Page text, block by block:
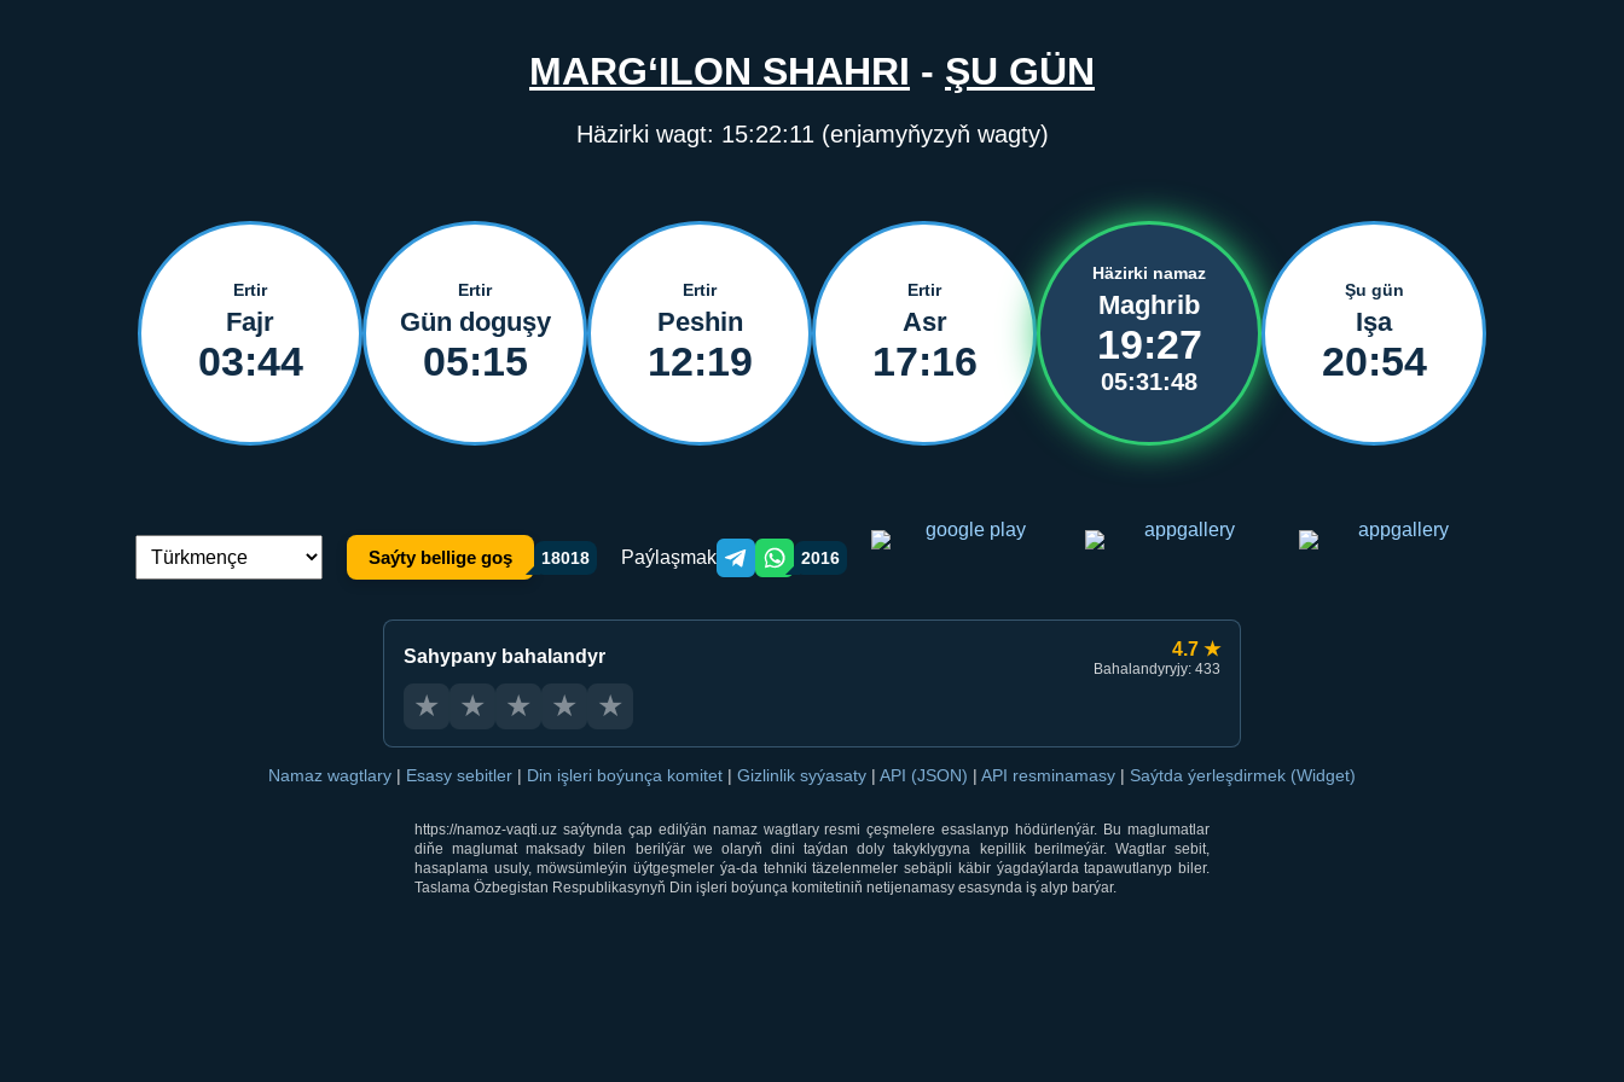
MARG‘ILON SHAHRI - ŞU GÜN
Häzirki wagt: 15:22:11 (enjamyňyzyň wagty)
Ertir
Fajr
03:44
Ertir
Gün doguşy
05:15
Ertir
Peshin
12:19
Ertir
Asr
17:16
Häzirki namaz
Maghrib
19:27
05:31:48
Şu gün
Işa
20:54
Dil çalşyryş: Saýty bellige goş 18018 Paýlaşmak Telegram orqali ulashish
WhatsApp orqali ulashish
2016
Sahypany bahalandyr 4.7 ★
Bahalandyryjy: 433
★ ★ ★ ★ ★
Namaz wagtlary | Esasy sebitler | Din işleri boýunça komitet | Gizlinlik syýasaty | API (JSON) | API resminamasy | Saýtda ýerleşdirmek (Widget)
https://namoz-vaqti.uz saýtynda çap edilýän namaz wagtlary resmi çeşmelere esaslanyp hödürlenýär. Bu maglumatlar
diňe maglumat maksady bilen berilýär we olaryň dini taýdan doly takyklygyna kepillik berilmeýär. Wagtlar sebit,
hasaplama usuly, möwsümleýin üýtgeşmeler ýa-da tehniki täzelenmeler sebäpli käbir ýagdaýlarda tapawutlanyp biler.
Taslama Özbegistan Respublikasynyň Din işleri boýunça komitetiniň netijenamasy esasynda iş alyp barýar.